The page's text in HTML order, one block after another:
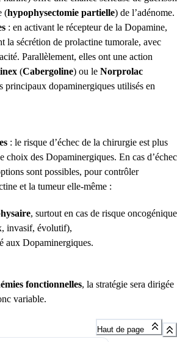
(hypophysectomie partielle) de l’adénome.
: en activant le récepteur de la Dopamine,
la sécrétion de prolactine tumorale, avec
Parallèlement, elles ont une action
(Cabergoline) ou le Norprolac
principaux dopaminergiques utilisés en
: le risque d’échec de la chirurgie est plus
choix des Dopaminergiques. En cas d’échec
sont possibles, pour contrôler
et la tumeur elle-même :
, surtout en cas de risque oncogénique
invasif, évolutif),
aux Dopaminergiques.
fonctionnelles, la stratégie sera dirigée
variable.
Haut de page